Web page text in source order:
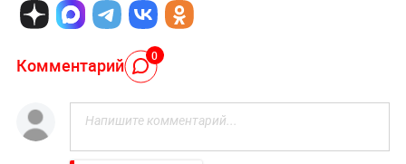
Комментарий 0